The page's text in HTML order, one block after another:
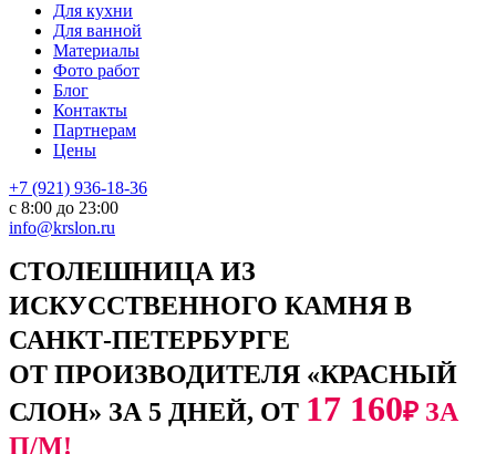
Для кухни
Для ванной
Материалы
Фото работ
Блог
Контакты
Партнерам
Цены
+7 (921) 936-18-36
с 8:00 до 23:00
info@krslon.ru
СТОЛЕШНИЦА ИЗ
ИСКУССТВЕННОГО КАМНЯ В
САНКТ-ПЕТЕРБУРГЕ
ОТ ПРОИЗВОДИТЕЛЯ «КРАСНЫЙ
СЛОН» ЗА 5 ДНЕЙ, ОТ 17 160₽ ЗА
П/М!